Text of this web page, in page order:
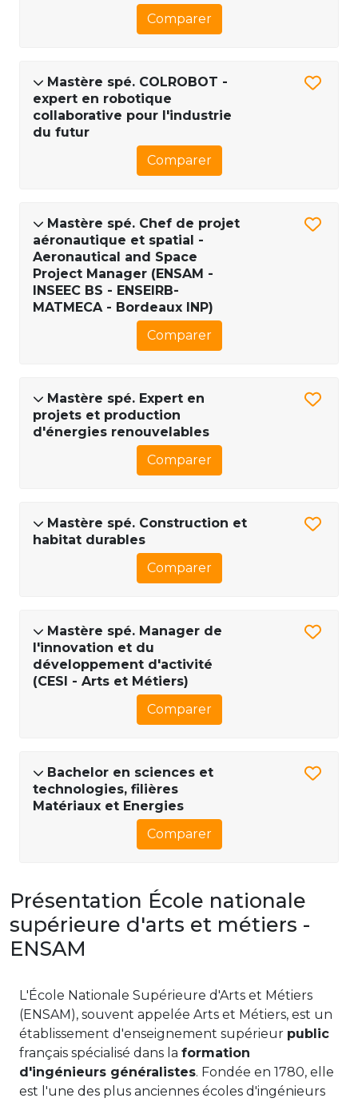
Comparer
Mastère spé. COLROBOT -
expert en robotique
collaborative pour l'industrie
du futur
Comparer
Mastère spé. Chef de projet
aéronautique et spatial -
Aeronautical and Space
Project Manager (ENSAM -
INSEEC BS - ENSEIRB-
MATMECA - Bordeaux INP)
Comparer
Mastère spé. Expert en
projets et production
d'énergies renouvelables
Comparer
Mastère spé. Construction et
habitat durables
Comparer
Mastère spé. Manager de
l'innovation et du
développement d'activité
(CESI - Arts et Métiers)
Comparer
Bachelor en sciences et
technologies, filières
Matériaux et Energies
Comparer
Présentation École nationale
supérieure d'arts et métiers -
ENSAM
L'École Nationale Supérieure d'Arts et Métiers
(ENSAM), souvent appelée Arts et Métiers, est un
établissement d'enseignement supérieur public
français spécialisé dans la formation
d'ingénieurs généralistes. Fondée en 1780, elle
est l'une des plus anciennes écoles d'ingénieurs